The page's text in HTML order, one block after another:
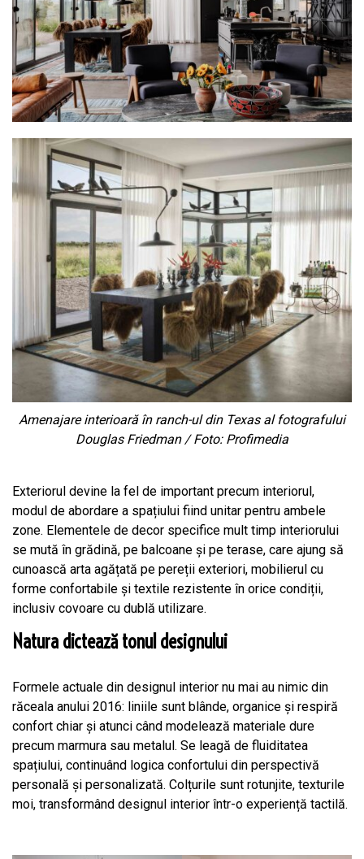
Amenajare interioară în ranch-ul din Texas al fotografului
Douglas Friedman / Foto: Profimedia
Exteriorul devine la fel de important precum interiorul,
modul de abordare a spațiului fiind unitar pentru ambele
zone. Elementele de decor specifice mult timp interiorului
se mută în grădină, pe balcoane și pe terase, care ajung să
cunoască arta agățată pe pereții exteriori, mobilierul cu
forme confortabile și textile rezistente în orice condiții,
inclusiv covoare cu dublă utilizare.
Natura dictează tonul designului
Formele actuale din designul interior nu mai au nimic din
răceala anului 2016: liniile sunt blânde, organice și respiră
confort chiar și atunci când modelează materiale dure
precum marmura sau metalul. Se leagă de fluiditatea
spațiului, continuând logica confortului din perspectivă
personală și personalizată. Colțurile sunt rotunjite, texturile
moi, transformând designul interior într-o experiență tactilă.